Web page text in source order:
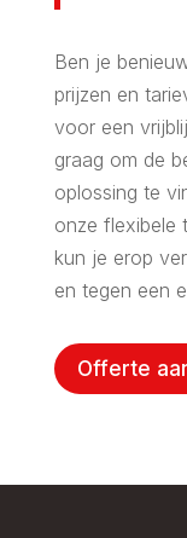
Ben je
prijzen en
voor een
graag om de
oplossing te
onze flexibele
kun je erop
en tegen een
Offerte